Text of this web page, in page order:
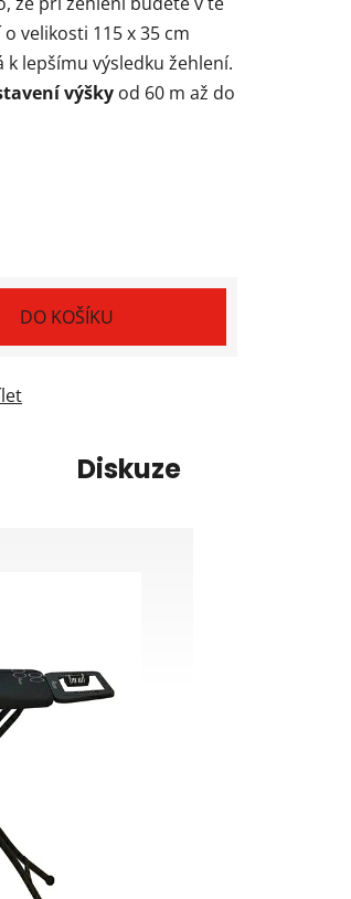
o velikosti 115 x 35 cm
lepšímu výsledku žehlení.
výšky od 60 m až do
DO KOŠÍKU
Diskuze